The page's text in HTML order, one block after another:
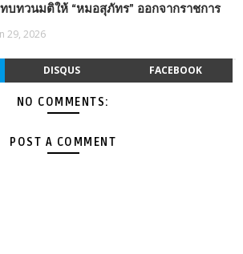
บทวนมติให้ “หมอสุภัทร” ออกจากราชการ
29, 2026
DISQUS FACEBOOK
NO COMMENTS:
POST A COMMENT